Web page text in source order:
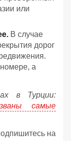
или
В случае
дорог
а
в Турции:
самые
на